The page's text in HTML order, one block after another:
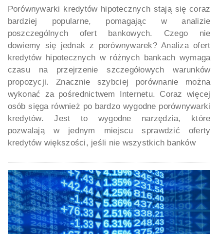
Porównywarki kredytów hipotecznych stają się coraz
bardziej popularne, pomagając w analizie
poszczególnych ofert bankowych. Czego nie
dowiemy się jednak z porównywarek? Analiza ofert
kredytów hipotecznych w różnych bankach wymaga
czasu na przejrzenie szczegółowych warunków
propozycji. Znacznie szybciej porównanie można
wykonać za pośrednictwem Internetu. Coraz więcej
osób sięga również po bardzo wygodne porównywarki
kredytów. Jest to wygodne narzędzia, które
pozwalają w jednym miejscu sprawdzić oferty
kredytów większości, jeśli nie wszystkich banków